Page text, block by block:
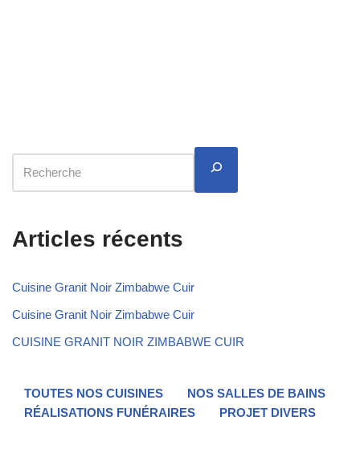
Articles récents
Cuisine Granit Noir Zimbabwe Cuir
Cuisine Granit Noir Zimbabwe Cuir
CUISINE GRANIT NOIR ZIMBABWE CUIR
TOUTES NOS CUISINES
NOS SALLES DE BAINS
RÉALISATIONS FUNÉRAIRES
PROJET DIVERS